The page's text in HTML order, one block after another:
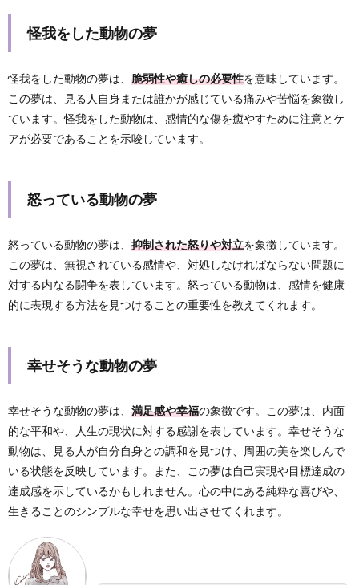
怪我をした動物の夢
怪我をした動物の夢は、 脆弱性や癒しの必要性を意味しています。
この夢は、見る人自身または誰かが感じている痛みや苦悩を象徴し
ています。怪我をした動物は、感情的な傷を癒やすために注意とケ
アが必要であることを示唆しています。
怒っている動物の夢
怒っている動物の夢は、 抑制された怒りや対立を象徴しています。
この夢は、無視されている感情や、対処しなければならない問題に
対する内なる闘争を表しています。怒っている動物は、感情を健康
的に表現する方法を見つけることの重要性を教えてくれます。
幸せそうな動物の夢
幸せそうな動物の夢は、 満足感や幸福の象徴です。この夢は、内面
的な平和や、人生の現状に対する感謝を表しています。幸せそうな
動物は、見る人が自分自身との調和を見つけ、周囲の美を楽しんで
いる状態を反映しています。また、この夢は自己実現や目標達成の
達成感を示しているかもしれません。心の中にある純粋な喜びや、
生きることのシンプルな幸せを思い出させてくれます。